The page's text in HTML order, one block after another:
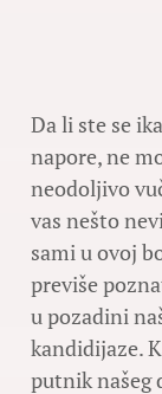
Da li ste se
napore, ne
neodoljivo
vas nešto
sami u ovoj
previše
u pozadini
kandidijaze.
putnik našeg